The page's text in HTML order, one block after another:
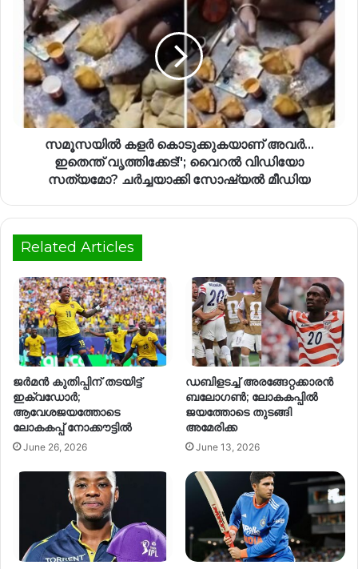
സമൂസയിൽ കളർ കൊടുക്കുകയാണ് അവർ…
ഇതെന്ത് വൃത്തിക്കേട്!'; വൈറൽ വിഡിയോ
സത്യമോ? ചർച്ചയാക്കി സോഷ്യൽ മീഡിയ
Related Articles
ജർമൻ കുതിപ്പിന് തടയിട്ട്
ഇക്വഡോർ;
ആവേശജയത്തോടെ
ലോകകപ്പ് നോക്കൗട്ടിൽ
June 26, 2026
ഡബിളടച്ച് അരങ്ങേറ്റക്കാരൻ
ബലോഗൺ; ലോകകപ്പിൽ
ജയത്തോടെ തുടങ്ങി
അമേരിക്ക
June 13, 2026